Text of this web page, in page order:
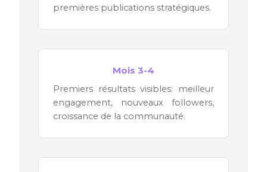
premières publications stratégiques.
Mois 3-4
Premiers résultats visibles: meilleur
engagement, nouveaux followers,
croissance de la communauté.